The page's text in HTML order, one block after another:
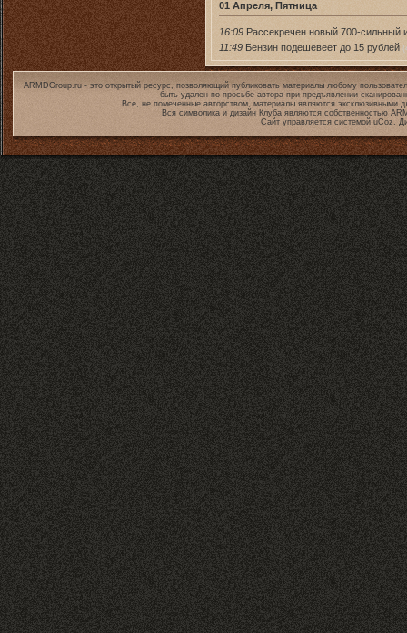
01 Апреля, Пятница
16:09 Рассекречен новый 700-сильный
11:49 Бензин подешевеет до 15 рублей
ARMDGroup.ru - это открытый ресурс, позволяющий публиковать материалы любому
быть удален по просьбе автора при предъявлении
Все, не помеченные авторством, материалы являются эксклюзивными
Вся символика и дизайн Клуба являются собственностью
Сайт управляется системой uCoz.